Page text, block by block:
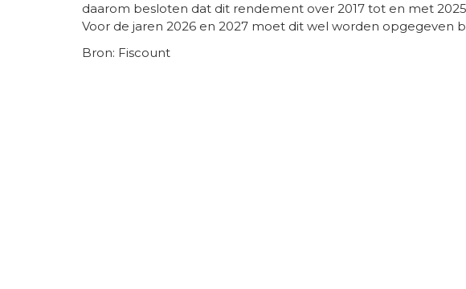
daarom besloten dat dit rendement over 2017 tot en met
Voor de jaren 2026 en 2027 moet dit wel worden opgegeven
Bron: Fiscount